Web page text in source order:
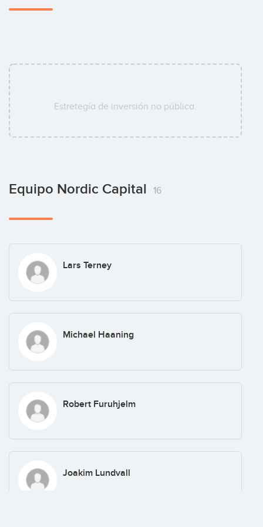
Estretegía de inversión no pública.
Equipo Nordic Capital 16
Lars Terney
Michael Haaning
Robert Furuhjelm
Joakim Lundvall